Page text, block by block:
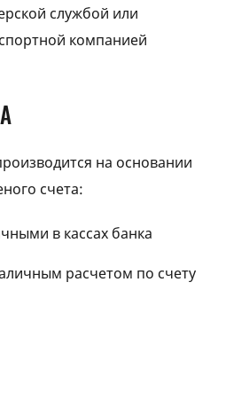
службой или
компанией
на основании
счета:
в кассах банка
расчетом по счету